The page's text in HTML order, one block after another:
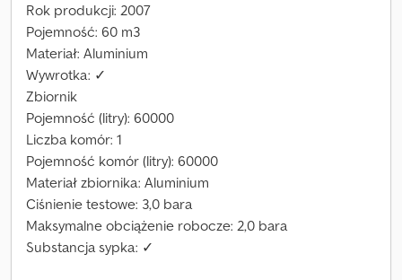
Rok produkcji: 2007
Pojemność: 60 m3
Materiał: Aluminium
Wywrotka: ✓
Zbiornik
Pojemność (litry): 60000
Liczba komór: 1
Pojemność komór (litry): 60000
Materiał zbiornika: Aluminium
Ciśnienie testowe: 3,0 bara
Maksymalne obciążenie robocze: 2,0 bara
Substancja sypka: ✓